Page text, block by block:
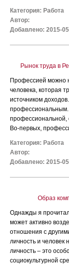
Категория: Работа
Автор:
Добавлено: 2015-
Рынок труда в
Профессией можно
человека, которая
источником
профессиональным.
профессиональной,
Во-первых,
Категория: Работа
Автор:
Добавлено: 2015-
Образ
Однажды я
может активно
отношения с
личность и
личность – это
социокультурной